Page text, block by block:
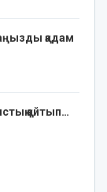
қадам
қайтып…